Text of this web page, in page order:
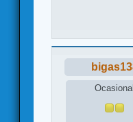
Ocasional